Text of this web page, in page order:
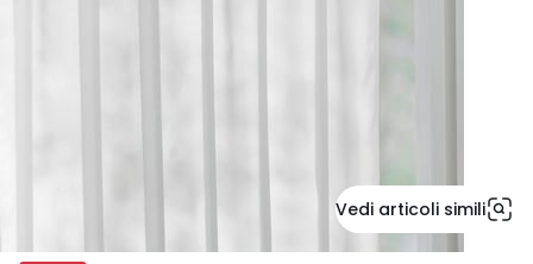
Vedi articoli simili